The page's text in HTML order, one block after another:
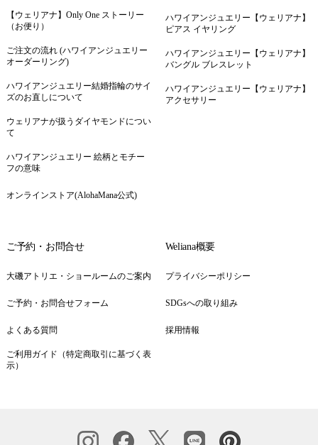
【ウェリアナ】Only One ストーリー
（お便り）
ご注文の流れ (ハワイアンジュエリー
オーダーリング)
ハワイアンジュエリー結婚指輪のサイ
ズのお直しについて
ウェリアナが扱うダイヤモンドについ
て
ハワイアンジュエリー 絵柄とモチー
フの意味
オンラインストア(AlohaMana公式)
ハワイアンジュエリー【ウェリアナ】
ピアス イヤリング
ハワイアンジュエリー【ウェリアナ】
バングル ブレスレット
ハワイアンジュエリー【ウェリアナ】
アクセサリー
ご予約・お問合せ
大磯アトリエ・ショールームのご案内
ご予約・お問合せフォーム
よくある質問
ご利用ガイド（特定商取引に基づく表
示）
Weliana概要
プライバシーポリシー
SDGsへの取り組み
採用情報